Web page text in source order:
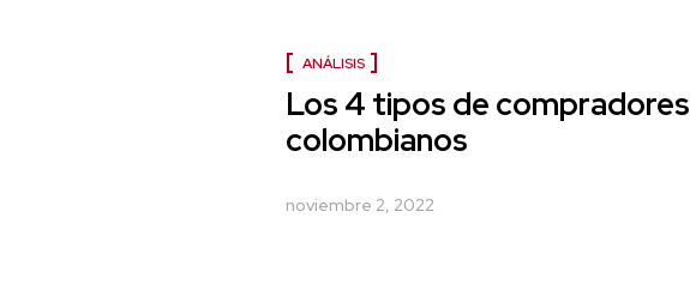
ANÁLISIS
Los 4 tipos de compradores
colombianos
noviembre 2, 2022